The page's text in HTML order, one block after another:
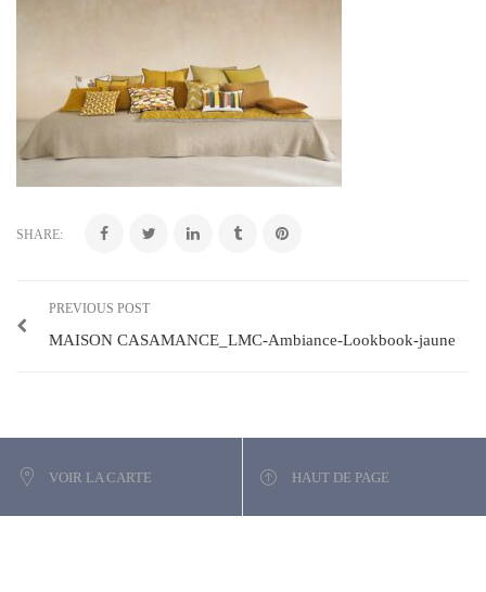
SHARE:
PREVIOUS POST
MAISON CASAMANCE_LMC-Ambiance-Lookbook-jaune
VOIR LA CARTE HAUT DE PAGE